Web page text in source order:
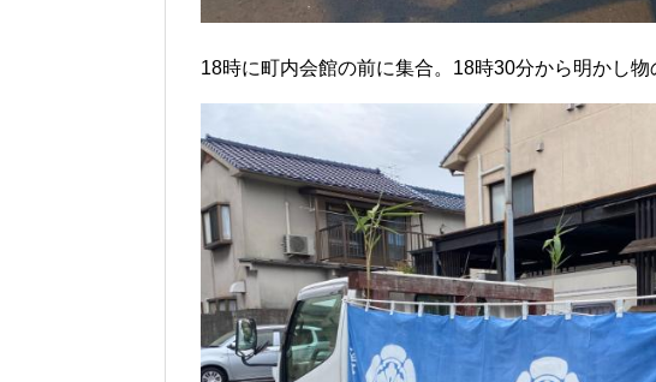
18時に町内会館の前に集合。18時30分から明かし物